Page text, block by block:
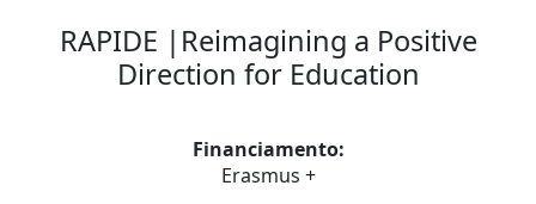
RAPIDE |Reimagining a Positive
Direction for Education
Financiamento:
Erasmus +